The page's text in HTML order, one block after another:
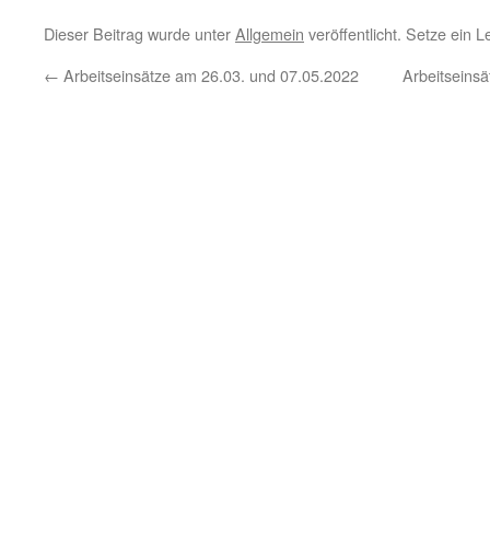
Dieser Beitrag wurde unterAllgemein veröffentlicht. Setze ein
← Arbeitseinsätze am 26.03. und 07.05.2022